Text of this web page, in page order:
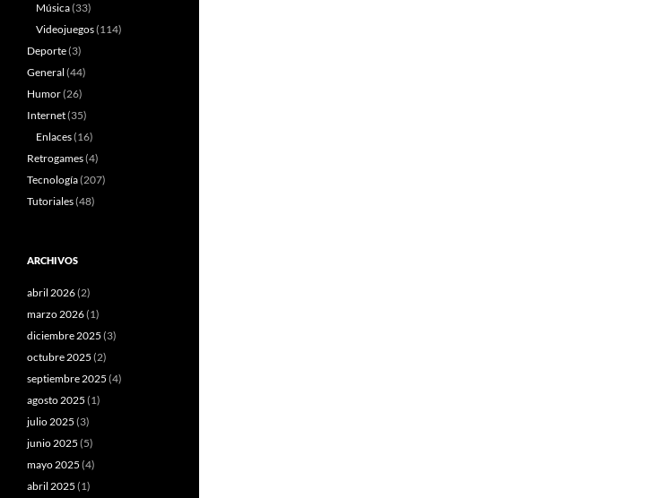
Música(33)
Videojuegos(114)
Deporte(3)
General (44)
Humor(26)
Internet(35)
Enlaces(16)
Retrogames(4)
Tecnología(207)
Tutoriales(48)
ARCHIVOS
abril 2026(2)
marzo 2026(1)
diciembre 2025 (3)
octubre 2025 (2)
septiembre 2025 (4)
agosto 2025 (1)
julio 2025 (3)
junio 2025 (5)
mayo 2025 (4)
abril 2025 (1)